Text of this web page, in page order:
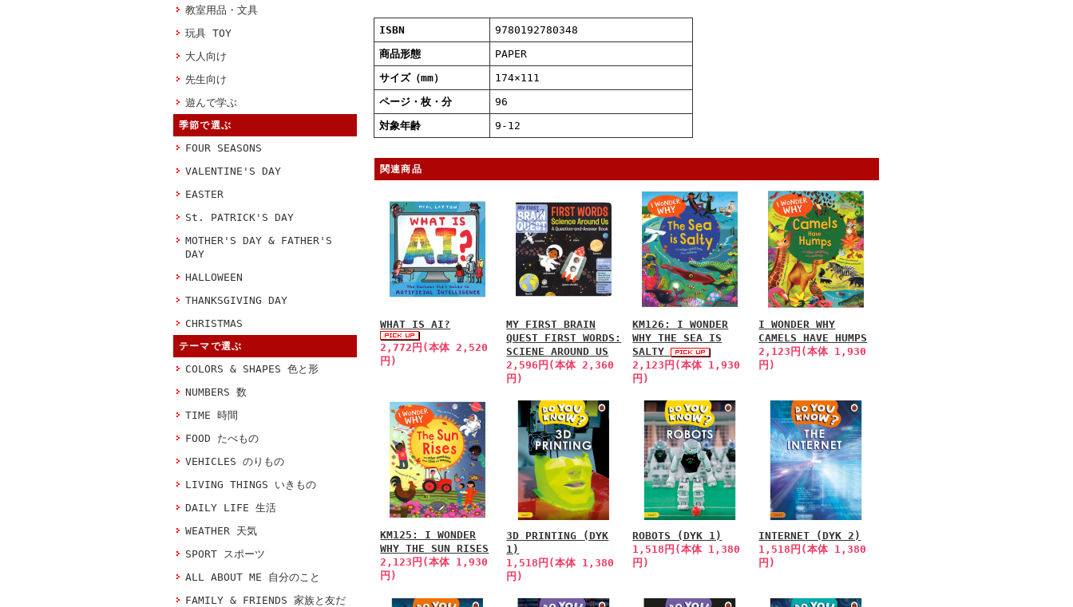
教室用品・文具
玩具 TOY
大人向け
先生向け
遊んで学ぶ
季節で選ぶ
FOUR SEASONS
VALENTINE'S DAY
EASTER
St. PATRICK'S DAY
MOTHER'S DAY & FATHER'S
DAY
HALLOWEEN
THANKSGIVING DAY
CHRISTMAS
テーマで選ぶ
COLORS & SHAPES 色と形
NUMBERS 数
TIME 時間
FOOD たべもの
VEHICLES のりもの
LIVING THINGS いきもの
DAILY LIFE 生活
WEATHER 天気
SPORT スポーツ
ALL ABOUT ME 自分のこと
FAMILY & FRIENDS 家族と友だ
ISBN
9780192780348
商品形態
PAPER
サイズ（mm）
174×111
ページ・枚・分
96
対象年齢
9-12
関連商品
WHAT IS AI?
2,772円(本体 2,520
円)
MY FIRST BRAIN
QUEST FIRST WORDS:
SCIENE AROUND US
2,596円(本体 2,360
円)
KM126: I WONDER
WHY THE SEA IS
SALTY
2,123円(本体 1,930
円)
I WONDER WHY
CAMELS HAVE HUMPS
2,123円(本体 1,930
円)
KM125: I WONDER
WHY THE SUN RISES
2,123円(本体 1,930
円)
3D PRINTING (DYK
1)
1,518円(本体 1,380
円)
ROBOTS (DYK 1)
1,518円(本体 1,380
円)
INTERNET (DYK 2)
1,518円(本体 1,380
円)